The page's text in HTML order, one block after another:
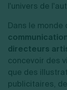
l'univers de
Dans le monde
directeurs
concevoir des
que des
publicitaires,